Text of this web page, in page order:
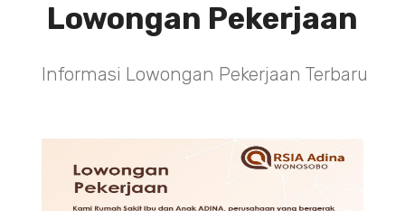
Lowongan Pekerjaan
Informasi Lowongan Pekerjaan Terbaru
TENAGA TEKNIS